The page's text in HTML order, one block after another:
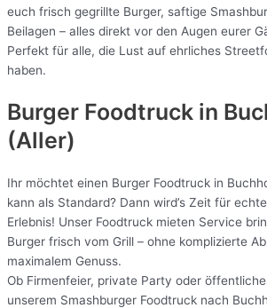
euch frisch gegrillte Burger, saftige
Beilagen – alles direkt vor den Augen eurer
Perfekt für alle, die Lust auf ehrliches
haben.
Burger Foodtruck in
(Aller)
Ihr möchtet einen Burger Foodtruck in
kann als Standard? Dann wird’s Zeit für
Erlebnis! Unser Foodtruck mieten Service
Burger frisch vom Grill – ohne komplizierte
maximalem Genuss.
Ob Firmenfeier, private Party oder
unserem Smashburger Foodtruck nach